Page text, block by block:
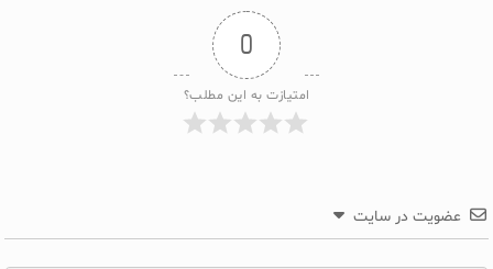
0
امتیازت به این مطلب؟
عضویت در سایت